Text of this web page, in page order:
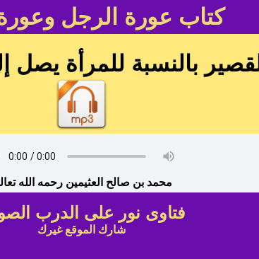
كتاب عورة الرجل
بالنسبة للمرأة يصل
محمد بن صالح العثيمين رحمه الله
فتاوى نور على الدرب
شارك الموقع غيرك